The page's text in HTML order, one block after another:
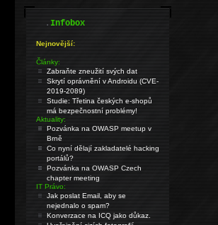
.Infobox
Nejnovější:
Články:
Zabraňte zneužití svých dat
Skrytí oprávnění v Androidu (CVE-
2019-2089)
Studie: Třetina českých e-shopů
má bezpečnostní problémy!
Aktuality:
Pozvánka na OWASP meetup v
Brně
Co nyní dělají zakladatelé hacking
portálů?
Pozvánka na OWASP Czech
chapter meeting
IT Právo:
Jak poslat Email, aby se
nejednalo o spam?
Konverzace na ICQ jako důkaz.